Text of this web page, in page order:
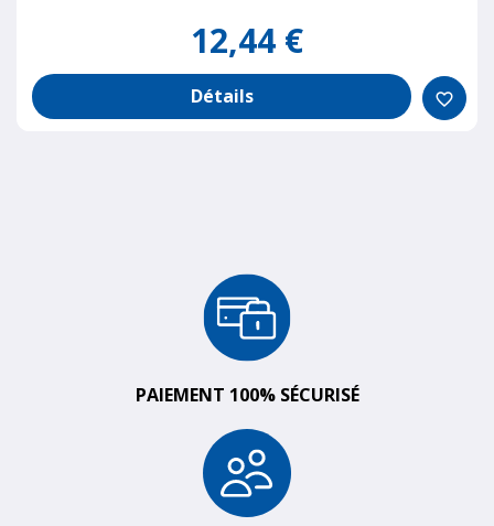
12,44 €
Détails favorite_border
PAIEMENT 100% SÉCURISÉ